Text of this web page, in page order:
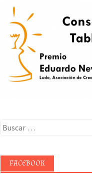
Buscar:
FACEBOOK